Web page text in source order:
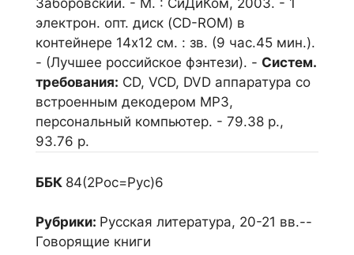
Заборовский. - М. : СиДиКом, 2003. - 1
электрон. опт. диск (CD-ROM) в
контейнере 14х12 см. : зв. (9 час.45 мин.).
- (Лучшее российское фэнтези). - Систем.
требования: СD, VCD, DVD аппаратура со
встроенным декодером МР3,
персональный компьютер. - 79.38 р.,
93.76 р.
ББК 84(2Рос=Рус)6
Рубрики: Русская литература, 20-21 вв.--
Говорящие книги